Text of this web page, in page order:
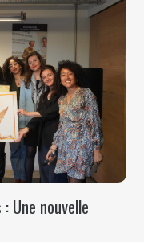
Une nouvelle